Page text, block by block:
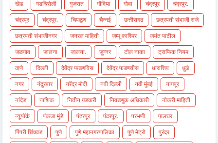
खेड
गडचिरोली गुजरात गोंदिया गोवा चंद्रपुर
चंद्रपुर.
चंद्रपूर
चंद्रपूर. चिपळूण चैन्नई छत्तीसगढ
छत्रपती संभाजी राजे
छत्रपती संभाजीनगर
जनरल माहिती जम्मू काश्मिर
जयंत पाटील
जळगाव
जालना जालना. जुन्नर टोल नाका
ट्राफिक नियम
ठाणे
दिल्ली देवेंद्र फडणविस देवेंद्र फडणवीस धाराशिव
धुळे
नगर
नंदुरबार नरेंद्र मोदी नवी दिल्ली नवी मुंबई
नागपूर
नांदेड
नाशिक नितीन गडकरी निवडणुक अधिकारी
नोकरी माहिती
न्यूयॉर्क
पंकजा मुंडे पंढरपूर पंढरपूर. परभणी
पालघर
पिंपरी चिंचवड
पुणे पुणे महानगरपालिका पुणे मेट्रो
पुरंदर